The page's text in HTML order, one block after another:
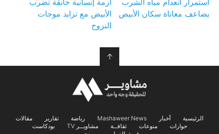
استمرار انعدام مياه الشرب
يضاعف معاناة سكان الأبيض
أزمة إنسانية خانقة تضرب
الأبيض مع تزايد موجات
النزوح
↑
الرئيسية أخبار Mashaweer News رياضة تقارير
مقالات
حوارات
منوعات ثقافــة مشاويــر TV
بودكاست